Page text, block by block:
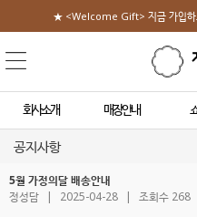
★ <Welcome Gift> 지금 가입하
회사소개 매장안내
공지사항
5월 가정의달 배송안내
정성담
| 2025-04-28 | 조회수 268